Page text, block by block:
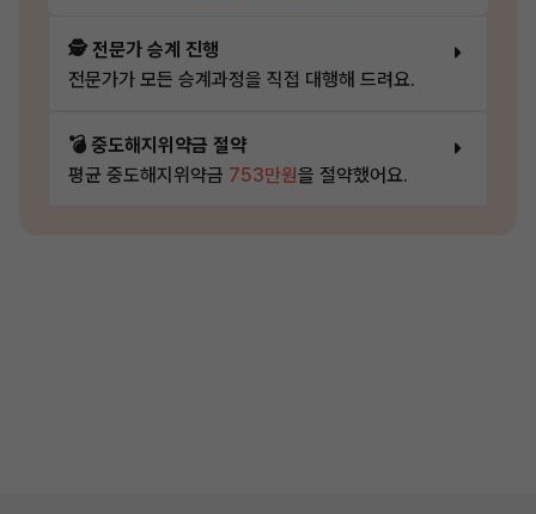
🕵️ 전문가 승계 진행
전문가가 모든 승계과정을 직접 대행해 드려요.
💣 중도해지위약금 절약
평균 중도해지위약금 753만원을 절약했어요.